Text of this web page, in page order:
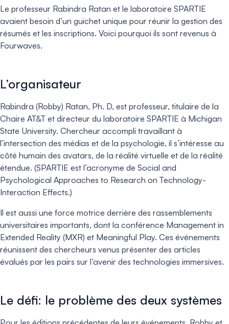
Le professeur Rabindra Ratan et le laboratoire SPARTIE
avaient besoin d’un guichet unique pour réunir la gestion des
résumés et les inscriptions. Voici pourquoi ils sont revenus à
Fourwaves.
L’organisateur
Rabindra (Robby) Ratan, Ph. D, est professeur, titulaire de la
Chaire AT&T et directeur du laboratoire SPARTIE à Michigan
State University. Chercheur accompli travaillant à
l’intersection des médias et de la psychologie, il s’intéresse au
côté humain des avatars, de la réalité virtuelle et de la réalité
étendue. (SPARTIE est l’acronyme de Social and
Psychological Approaches to Research on Technology-
Interaction Effects.)
Il est aussi une force motrice derrière des rassemblements
universitaires importants, dont la conférence Management in
Extended Reality (MXR) et Meaningful Play. Ces événements
réunissent des chercheurs venus présenter des articles
évalués par les pairs sur l’avenir des technologies immersives.
Le défi: le problème des deux systèmes